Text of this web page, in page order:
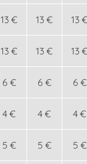
13 € 13 € 13
13 € 13 € 13
6 € 6 € 6 €
4 € 4 € 4 €
5 € 5 € 5 €